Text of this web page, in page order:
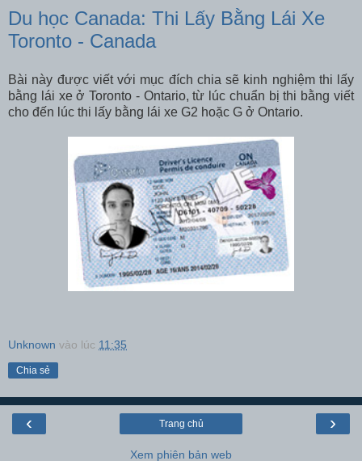
Du học Canada: Thi Lấy Bằng Lái Xe
Toronto - Canada
Bài này được viết với mục đích chia sẽ kinh nghiệm thi lấy
bằng lái xe ở Toronto - Ontario, từ lúc chuẩn bị thi bằng viết
cho đến lúc thi lấy bằng lái xe G2 hoặc G ở Ontario.
Unknown vào lúc 11:35
Chia sẻ
‹ ›
Trang chủ
Xem phiên bản web